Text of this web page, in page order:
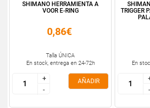
SHIMANO HERRAMIENTA A
VOOR E-RING
0,86€
Talla ÚNICA
En stock, entrega en 24-72h
+
-
+
-
AÑADIR
TRIGGER
En
--